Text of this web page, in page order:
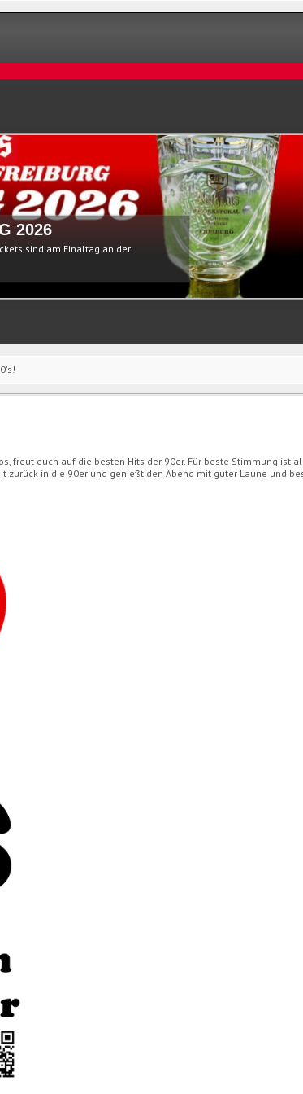
2026
sind am Finaltag an der
freut euch auf die besten Hits der 90er. Für beste Stimmung ist
zurück in die 90er und genießt den Abend mit guter Laune und